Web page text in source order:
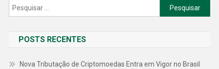
Pesquisar
por:
POSTS RECENTES
Nova Tributação de Criptomoedas Entra em Vigor no Brasil